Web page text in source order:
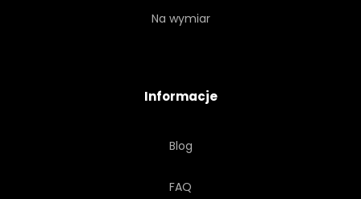
Na wymiar
Informacje
Blog
FAQ